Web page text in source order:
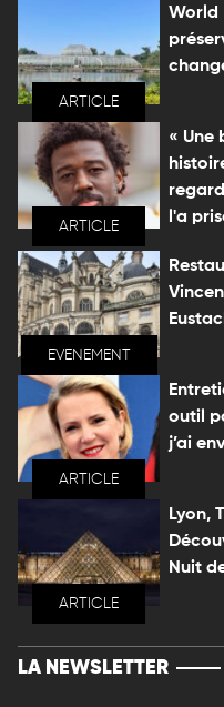
ARTICLE
World
ARTICLE
« Une
l'a
EVENEMENT
ARTICLE
outil
j’ai
ARTICLE
Lyon,
Nuit
LA NEWSLETTER